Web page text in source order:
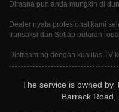
Dimana pun anda mungkin di
Dealer nyata profesional kami
transaksi dan Setiap putaran
Distreaming dengan kualitas TV
The service is owned by
Barrack